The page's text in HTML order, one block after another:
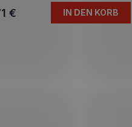
€ IN DEN KORB